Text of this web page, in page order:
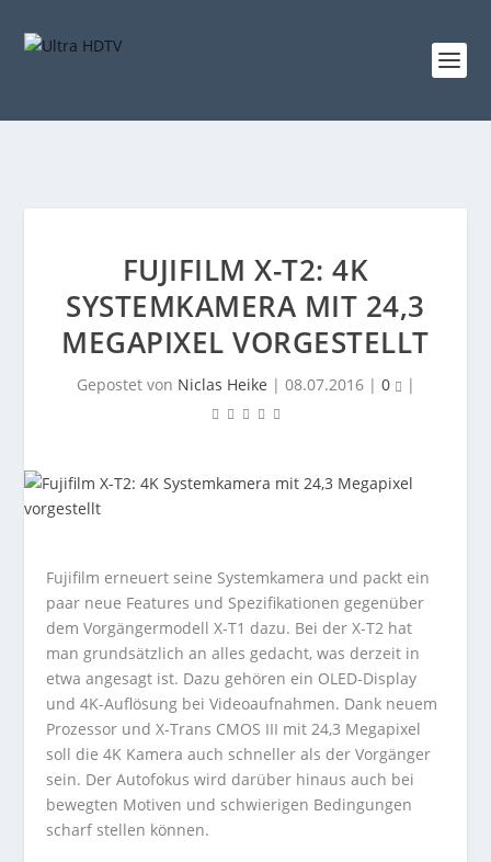
FUJIFILM X-T2: 4K
SYSTEMKAMERA MIT 24,3
MEGAPIXEL VORGESTELLT
Gepostet von Niclas Heike | 08.07.2016| 0 |
Fujifilm erneuert seine Systemkamera und packt ein
paar neue Features und Spezifikationen gegenüber
dem Vorgängermodell X-T1 dazu. Bei der X-T2 hat
man grundsätzlich an alles gedacht, was derzeit in
etwa angesagt ist. Dazu gehören ein OLED-Display
und 4K-Auflösung bei Videoaufnahmen. Dank neuem
Prozessor und X-Trans CMOS III mit 24,3 Megapixel
soll die 4K Kamera auch schneller als der Vorgänger
sein. Der Autofokus wird darüber hinaus auch bei
bewegten Motiven und schwierigen Bedingungen
scharf stellen können.